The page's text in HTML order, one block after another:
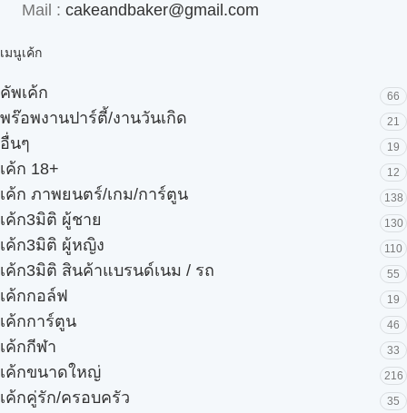
Mail : cakeandbaker@gmail.com
เมนูเค้ก
คัพเค้ก 66
พร๊อพงานปาร์ตี้/งานวันเกิด 21
อื่นๆ 19
เค้ก 18+ 12
เค้ก ภาพยนตร์/เกม/การ์ตูน 138
เค้ก3มิติ ผู้ชาย 130
เค้ก3มิติ ผู้หญิง 110
เค้ก3มิติ สินค้าแบรนด์เนม / รถ 55
เค้กกอล์ฟ 19
เค้กการ์ตูน 46
เค้กกีฬา 33
เค้กขนาดใหญ่ 216
เค้กคู่รัก/ครอบครัว 35